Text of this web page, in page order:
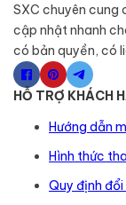
SXC chuyên cung
cập nhật nhanh
có bản quyền, có
HỖ TRỢ KHÁCH
Hướng dẫn
Hình thức
Quy định